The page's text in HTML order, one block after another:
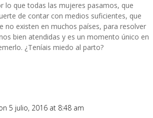
lo que todas las mujeres pasamos, que
de contar con medios suficientes, que
no existen en muchos países, para resolver
bien atendidas y es un momento único en
¿Teníais miedo al parto?
5 julio, 2016 at 8:48 am